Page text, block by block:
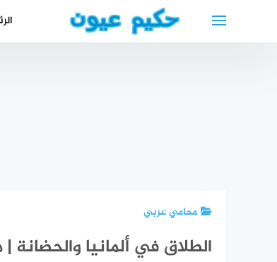
محامي عربي
الطلاق في ألمانيا